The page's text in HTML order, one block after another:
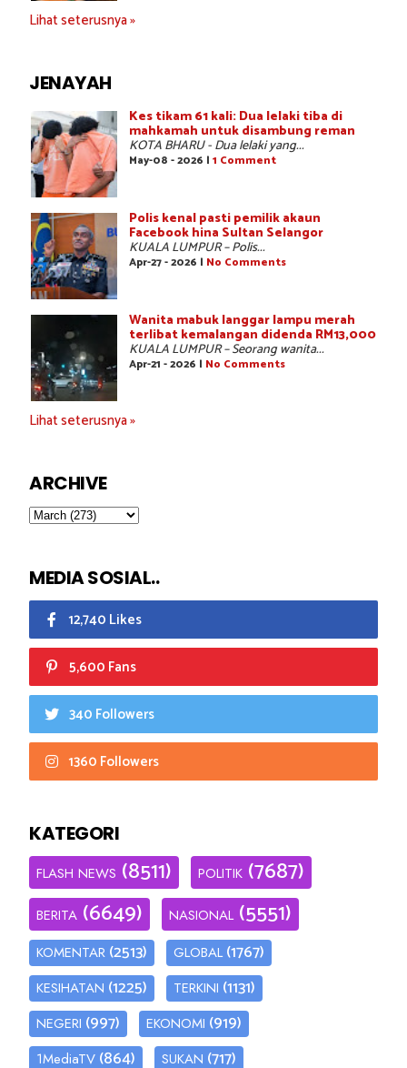
Lihat seterusnya »
JENAYAH
Kes tikam 61 kali: Dua lelaki tiba di
mahkamah untuk disambung reman
KOTA BHARU - Dua lelaki yang...
May-08 - 2026 | 1 Comment
Polis kenal pasti pemilik akaun
Facebook hina Sultan Selangor
KUALA LUMPUR – Polis...
Apr-27 - 2026 | No Comments
Wanita mabuk langgar lampu merah
terlibat kemalangan didenda RM13,000
KUALA LUMPUR – Seorang wanita...
Apr-21 - 2026 | No Comments
Lihat seterusnya »
ARCHIVE
MEDIA SOSIAL..
12,740 Likes
5,600 Fans
340 Followers
1360 Followers
KATEGORI
FLASH NEWS (8511) POLITIK (7687)
BERITA (6649) NASIONAL (5551)
KOMENTAR (2513) GLOBAL (1767)
KESIHATAN (1225) TERKINI (1131)
NEGERI (997) EKONOMI (919)
1MediaTV (864) SUKAN (717)